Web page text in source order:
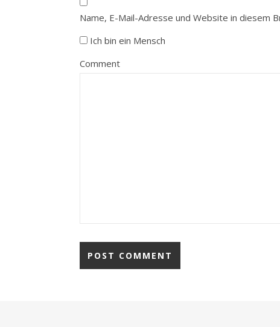
Name, E-Mail-Adresse und Website in diesem
Ich bin ein Mensch
Comment